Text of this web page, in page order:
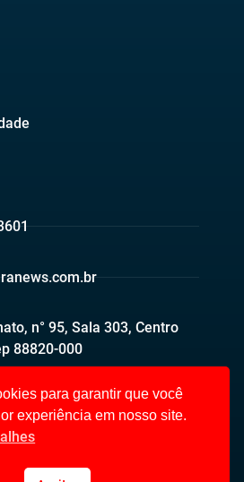
n° 95, Sala 303, Centro
88820-000
para garantir que você
experiência em nosso site.